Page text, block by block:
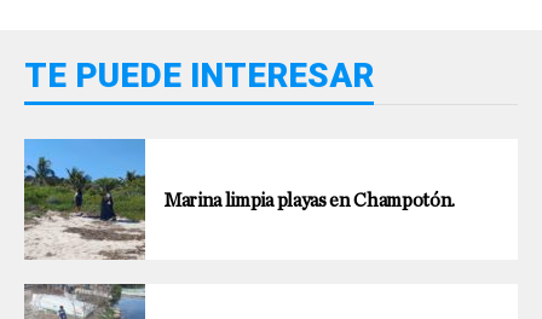
TE PUEDE INTERESAR
Marina limpia playas en Champotón.